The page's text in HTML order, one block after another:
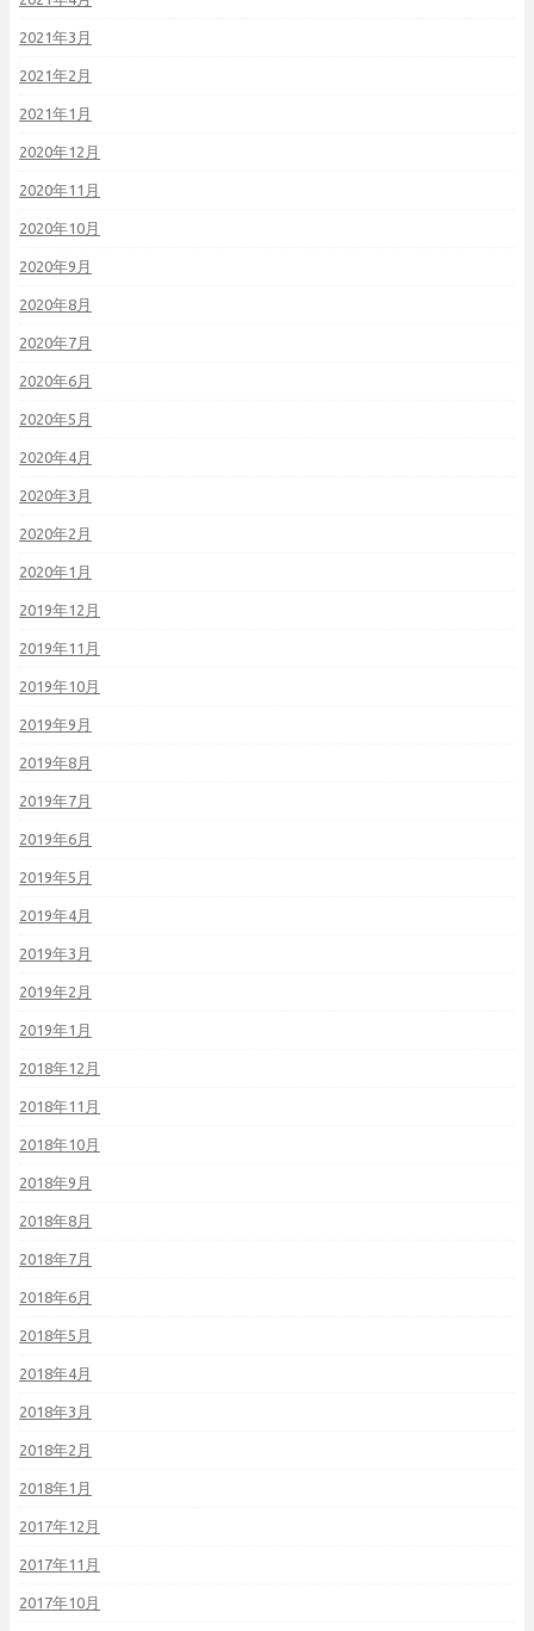
2021年3月
2021年2月
2021年1月
2020年12月
2020年11月
2020年10月
2020年9月
2020年8月
2020年7月
2020年6月
2020年5月
2020年4月
2020年3月
2020年2月
2020年1月
2019年12月
2019年11月
2019年10月
2019年9月
2019年8月
2019年7月
2019年6月
2019年5月
2019年4月
2019年3月
2019年2月
2019年1月
2018年12月
2018年11月
2018年10月
2018年9月
2018年8月
2018年7月
2018年6月
2018年5月
2018年4月
2018年3月
2018年2月
2018年1月
2017年12月
2017年11月
2017年10月